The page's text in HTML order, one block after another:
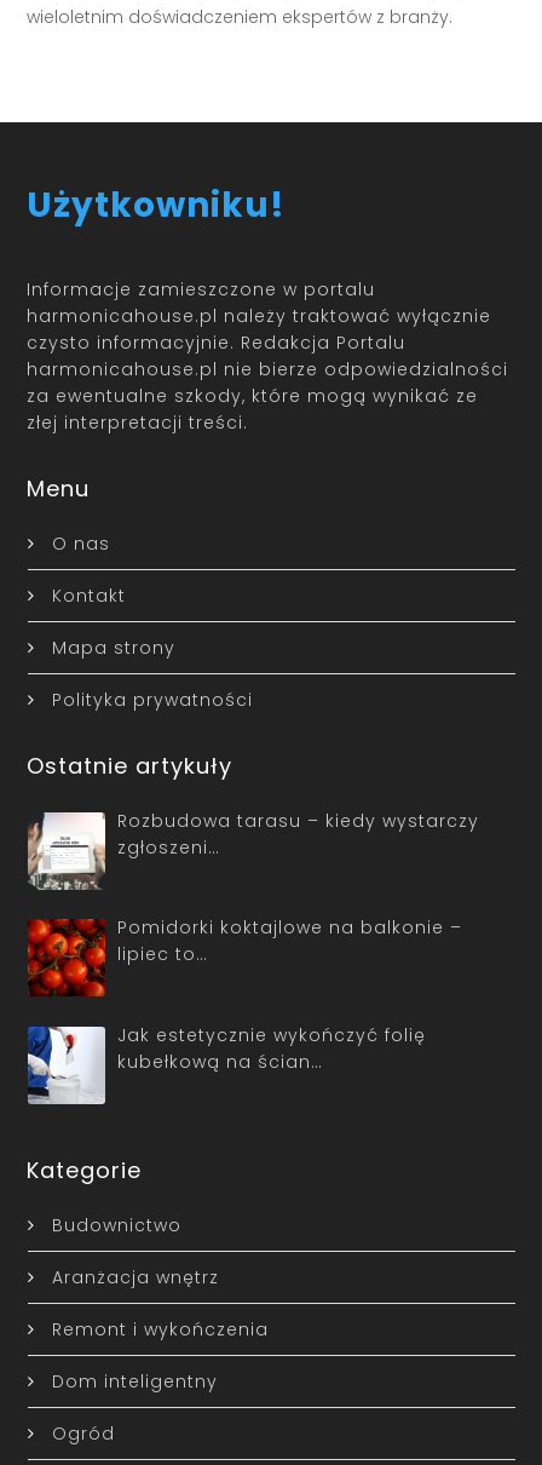
wieloletnim doświadczeniem ekspertów z branży.
Użytkowniku!
Informacje zamieszczone w portalu
harmonicahouse.pl należy traktować wyłącznie
czysto informacyjnie. Redakcja Portalu
harmonicahouse.pl nie bierze odpowiedzialności
za ewentualne szkody, które mogą wynikać ze
złej interpretacji treści.
Menu
O nas
Kontakt
Mapa strony
Polityka prywatności
Ostatnie artykuły
Rozbudowa tarasu – kiedy wystarczy
zgłoszeni…
Pomidorki koktajlowe na balkonie –
lipiec to…
Jak estetycznie wykończyć folię
kubełkową na ścian…
Kategorie
Budownictwo
Aranżacja wnętrz
Remont i wykończenia
Dom inteligentny
Ogród